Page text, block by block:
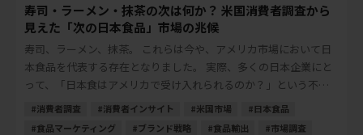
寿司・ラーメン・抹茶の次は何か？ 米国消費者調査から
見えた「次の日本食品」市場の兆候
寿司、ラーメン、抹茶。 これらは今や、アメリカ市場において日
本食品を代表する存在となりました。 実際、多くの日本企業にと
って、「日本食はアメリカで受け入れられるのか？」という不安
は、以前ほど大きなテーマではなくなりました […]
消費者調査 消費者インサイト 米国市場
日本食品
食品マーケティング
ブランド戦略 食品輸出 市場調査